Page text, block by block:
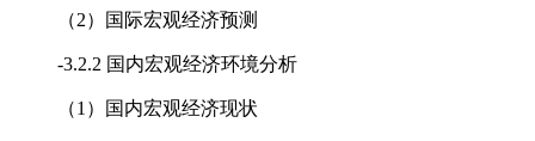
（2）国际宏观经济预测
-3.2.2 国内宏观经济环境分析
（1）国内宏观经济现状